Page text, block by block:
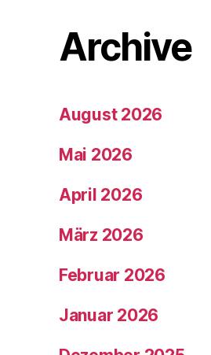
Archive
August 2026
Mai 2026
April 2026
März 2026
Februar 2026
Januar 2026